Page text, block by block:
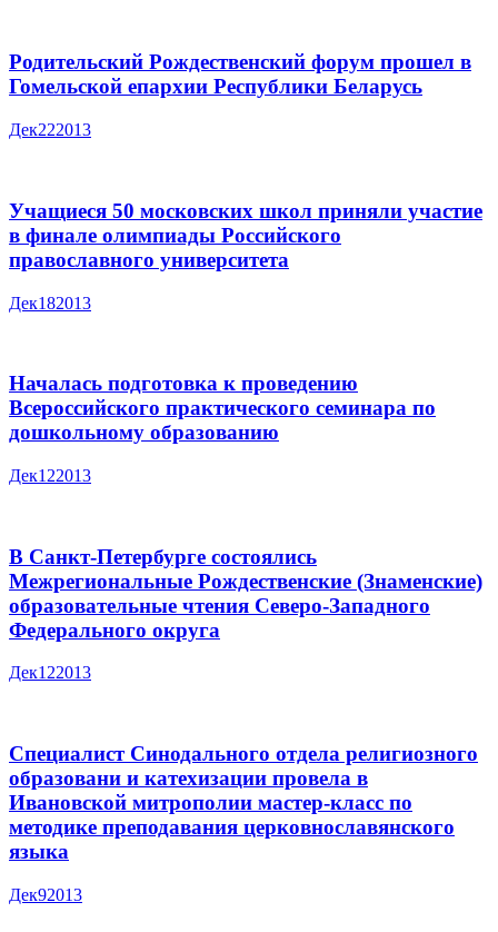
Родительский Рождественский форум прошел в
Гомельской епархии Республики Беларусь
Дек222013
Учащиеся 50 московских школ приняли участие
в финале олимпиады Российского
православного университета
Дек182013
Началась подготовка к проведению
Всероссийского практического семинара по
дошкольному образованию
Дек122013
В Санкт-Петербурге состоялись
Межрегиональные Рождественские (Знаменские)
образовательные чтения Северо-Западного
Федерального округа
Дек122013
Специалист Синодального отдела религиозного
образовани и катехизации провела в
Ивановской митрополии мастер-класс по
методике преподавания церковнославянского
языка
Дек92013